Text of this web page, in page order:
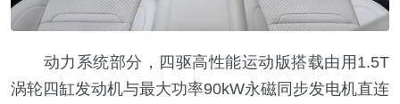
动力系统部分，四驱高性能运动版搭载由用1.5T
涡轮四缸发动机与最大功率90kW永磁同步发电机直连